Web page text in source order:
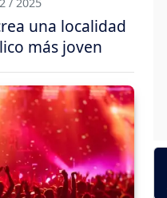
una localidad
más joven